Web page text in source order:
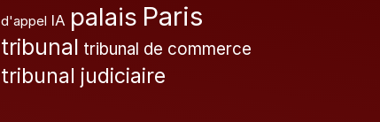
d'appel IA palais Paris
tribunal tribunal de commerce
tribunal judiciaire